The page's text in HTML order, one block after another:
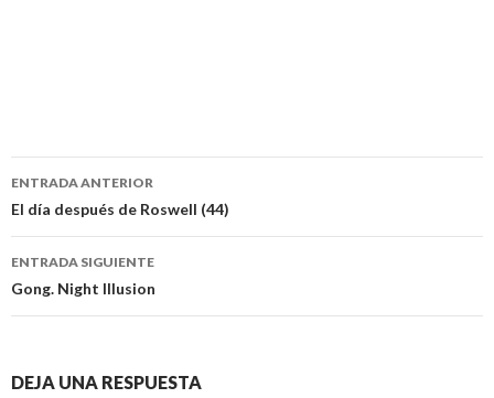
Navegación
de
entradas
ENTRADA ANTERIOR
El día después de Roswell (44)
ENTRADA SIGUIENTE
Gong. Night Illusion
DEJA UNA RESPUESTA